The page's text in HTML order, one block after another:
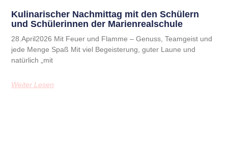
Kulinarischer Nachmittag mit den Schülern
und Schülerinnen der Marienrealschule
28.April2026 Mit Feuer und Flamme – Genuss, Teamgeist und
jede Menge Spaß Mit viel Begeisterung, guter Laune und
natürlich „mit
Weiter Lesen